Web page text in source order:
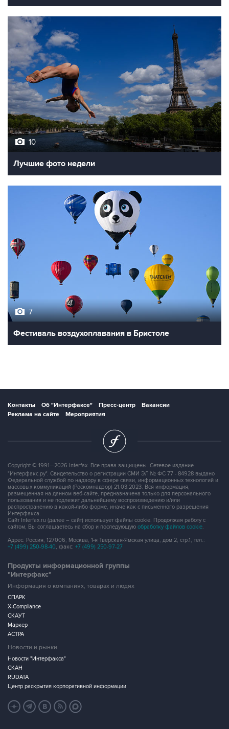
10
Лучшие фото недели
7
Фестиваль воздухоплавания в Бристоле
Контакты Об "Интерфаксе" Пресс-центр
Вакансии
Реклама на сайте
Мероприятия
Copyright © 1991—2026 Interfax. Все права защищены. Сетевое издание
"Интерфакс.ру". Свидетельство о регистрации СМИ ЭЛ № ФС 77 - 84928 выдано
Федеральной службой по надзору в сфере связи, информационных технологий и
массовых коммуникаций (Роскомнадзор) 21.03.2023. Вся информация,
размещенная на данном веб-сайте, предназначена только для персонального
пользования и не подлежит дальнейшему воспроизведению и/или
распространению в какой-либо форме, иначе как с письменного разрешения
Интерфакса.
Сайт Interfax.ru (далее – сайт) использует файлы cookie. Продолжая работу с
сайтом, Вы соглашаетесь на сбор и последующую обработку файлов cookie.
Адрес: Россия, 127006, Москва, 1-я Тверская-Ямская улица, дом 2, стр.1, тел.:
+7 (499) 250-98-40, факс: +7 (499) 250-97-27
Продукты информационной группы
"Интерфакс"
Информация о компаниях, товарах и людях
СПАРК
X-Compliance
СКАУТ
Маркер
АСТРА
Новости и рынки
Новости "Интерфакса"
СКАН
RUDATA
Центр раскрытия корпоративной информации